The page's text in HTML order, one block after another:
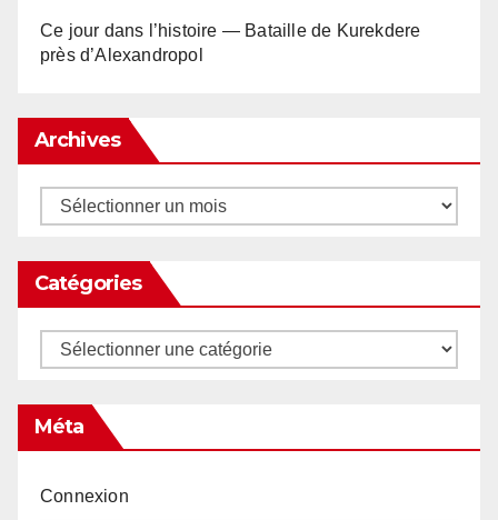
Ce jour dans l’histoire — Bataille de Kurekdere
près d’Alexandropol
Archives
Archives
Catégories
Catégories
Méta
Connexion